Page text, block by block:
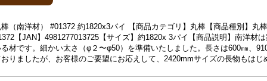
（南洋材） #01372 約1820x3パイ 【商品カテゴリ】丸棒【商品種別】丸
【JAN】4981277013725【サイズ】約1820x 3パイ【商品説明】南洋材
材です。細かい太さ（φ２〜φ50）を準備いたしました。長さは600㎜、
りましたが、お客様のご要望にお応えして、2420mmサイズの長物もはじ